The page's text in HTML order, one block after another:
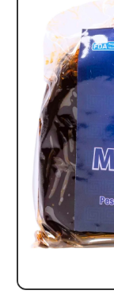
Open